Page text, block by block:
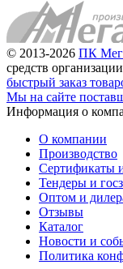
© 2013-2026 ПК
средств
быстрый заказ
Мы на сайте
Информация о
О компании
Производство
Сертификаты
Тендеры и
Оптом и
Отзывы
Каталог
Новости и
Политика